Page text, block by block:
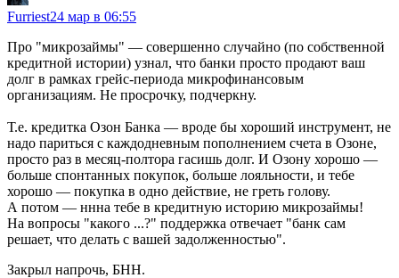
Furriest24 мар в 06:55
Про "микрозаймы" — совершенно случайно (по собственной
кредитной истории) узнал, что банки просто продают ваш
долг в рамках грейс-периода микрофинансовым
организациям. Не просрочку, подчеркну.
Т.е. кредитка Озон Банка — вроде бы хороший инструмент, не
надо париться с каждодневным пополнением счета в Озоне,
просто раз в месяц-полтора гасишь долг. И Озону хорошо —
больше спонтанных покупок, больше лояльности, и тебе
хорошо — покупка в одно действие, не греть голову.
А потом — ннна тебе в кредитную историю микрозаймы!
На вопросы "какого ...?" поддержка отвечает "банк сам
решает, что делать с вашей задолженностью".
Закрыл напрочь, БНН.